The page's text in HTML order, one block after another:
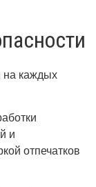
на каждых
и
отпечатков